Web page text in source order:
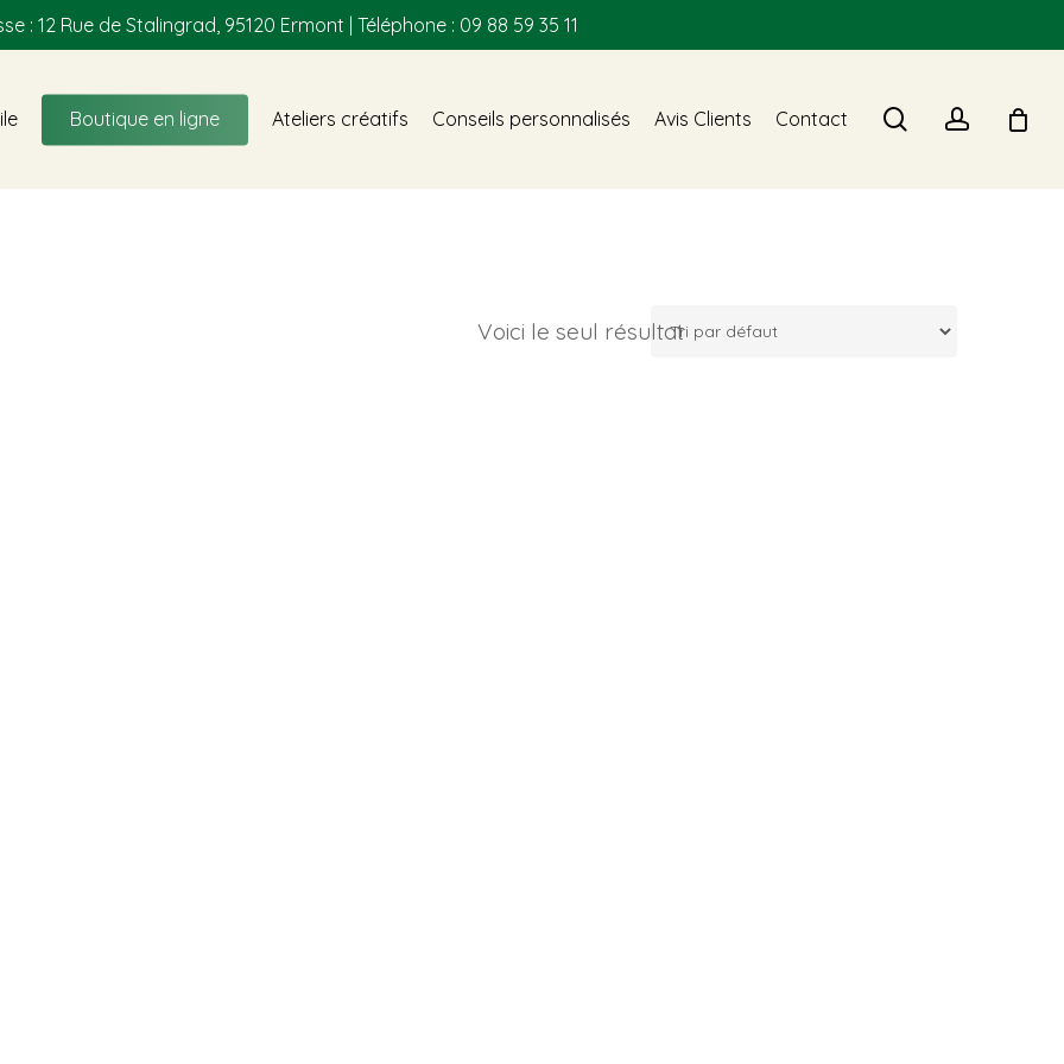
: 12 Rue de Stalingrad, 95120 Ermont | Téléphone : 09 88 59 35 11
Boutique en ligne Ateliers créatifs Conseils personnalisés Avis Clients Contact searchaccount
Voici le seul résultat